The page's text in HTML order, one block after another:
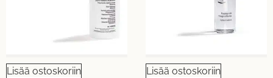
Lisää ostoskoriin Lisää ostoskoriin